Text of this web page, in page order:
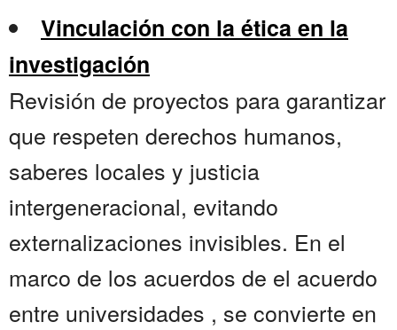
Vinculación con la ética en la
investigación
Revisión de proyectos para garantizar
que respeten derechos humanos,
saberes locales y justicia
intergeneracional, evitando
externalizaciones invisibles. En el
marco de los acuerdos de el acuerdo
entre universidades , se convierte en